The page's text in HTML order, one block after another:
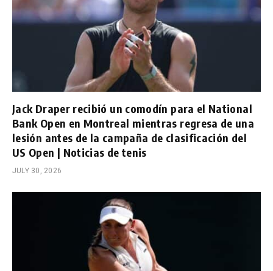
Jack Draper recibió un comodín para el National
Bank Open en Montreal mientras regresa de una
lesión antes de la campaña de clasificación del
US Open | Noticias de tenis
JULY 30, 2026